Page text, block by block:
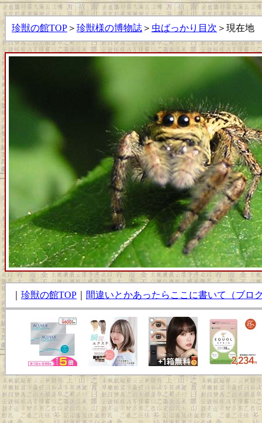
珍獣の館TOP ＞ 珍獣様の博物誌 ＞ 虫ばっかり目次 ＞現在地
珍獣の館TOP 間違いとかあったらここに書いて（ブロ